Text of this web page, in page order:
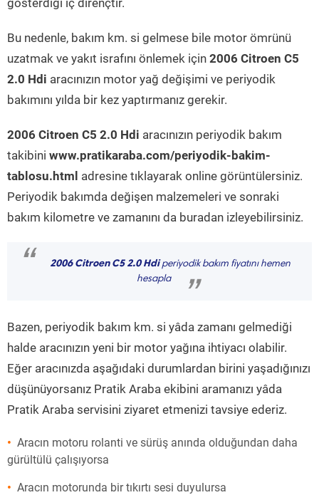
gösterdiği iç dirençtir.
Bu nedenle, bakım km. si gelmese bile motor ömrünü
uzatmak ve yakıt israfını önlemek için 2006 Citroen C5
2.0 Hdi aracınızın motor yağ değişimi ve periyodik
bakımını yılda bir kez yaptırmanız gerekir.
2006 Citroen C5 2.0 Hdi aracınızın periyodik bakım
takibini www.pratikaraba.com/periyodik-bakim-
tablosu.html adresine tıklayarak online görüntülersiniz.
Periyodik bakımda değişen malzemeleri ve sonraki
bakım kilometre ve zamanını da buradan izleyebilirsiniz.
“ 2006 Citroen C5 2.0 Hdiperiyodik bakım fiyatını hemen
hesapla
”
Bazen, periyodik bakım km. si yâda zamanı gelmediği
halde aracınızın yeni bir motor yağına ihtiyacı olabilir.
Eğer aracınızda aşağıdaki durumlardan birini yaşadığınızı
düşünüyorsanız Pratik Araba ekibini aramanızı yâda
Pratik Araba servisini ziyaret etmenizi tavsiye ederiz.
Aracın motoru rolanti ve sürüş anında olduğundan daha
gürültülü çalışıyorsa
Aracın motorunda bir tıkırtı sesi duyulursa